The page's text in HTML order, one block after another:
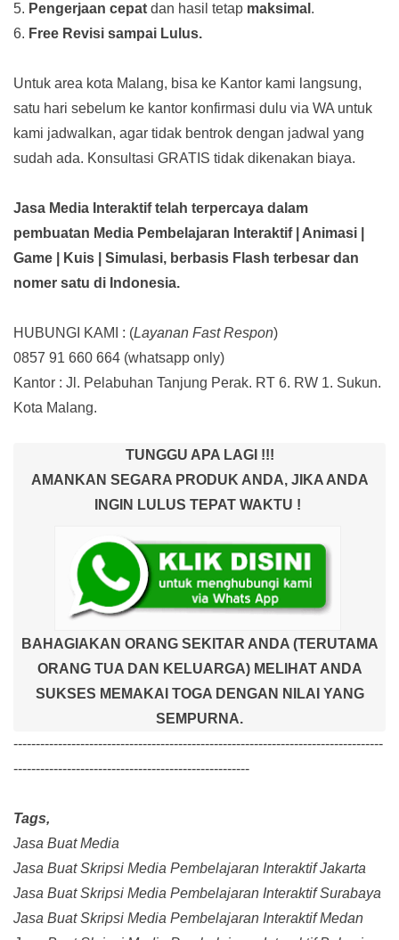
5. Pengerjaan cepat dan hasil tetap maksimal .
6. Free Revisi sampai Lulus.
Untuk area kota Malang, bisa ke Kantor kami langsung,
satu hari sebelum ke kantor konfirmasi dulu via WA untuk
kami jadwalkan, agar tidak bentrok dengan jadwal yang
sudah ada. Konsultasi GRATIS tidak dikenakan biaya.
Jasa Media Interaktif telah terpercaya dalam
pembuatan Media Pembelajaran Interaktif| Animasi |
Game | Kuis | Simulasi, berbasis Flash terbesar dan
nomer satu di Indonesia.
HUBUNGI KAMI : (Layanan Fast Respon)
0857 91 660 664 (whatsapp only)
Kantor : Jl. Pelabuhan Tanjung Perak. RT 6. RW 1. Sukun.
Kota Malang.
TUNGGU APA LAGI !!!
AMANKAN SEGARA PRODUK ANDA, JIKA ANDA
INGIN LULUS TEPAT WAKTU !
BAHAGIAKAN ORANG SEKITAR ANDA (TERUTAMA
ORANG TUA DAN KELUARGA) MELIHAT ANDA
SUKSES MEMAKAI TOGA DENGAN NILAI YANG
SEMPURNA.
-----------------------------------------------------------------------------------
-----------------------------------------------------
Tags,
Jasa Buat Media
Jasa Buat Skripsi Media Pembelajaran Interaktif Jakarta
Jasa Buat Skripsi Media Pembelajaran Interaktif Surabaya
Jasa Buat Skripsi Media Pembelajaran Interaktif Medan